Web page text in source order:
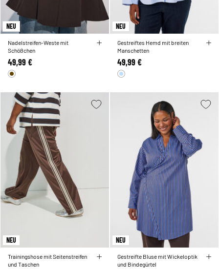
NEU
Nadelstreifen-Weste mit
Schößchen
49,99 €
NEU
Gestreiftes Hemd mit breiten
Manschetten
49,99 €
NEU
Trainingshose mit Seitenstreifen
und Taschen
NEU
Gestreifte Bluse mit Wickeloptik
und Bindegürtel